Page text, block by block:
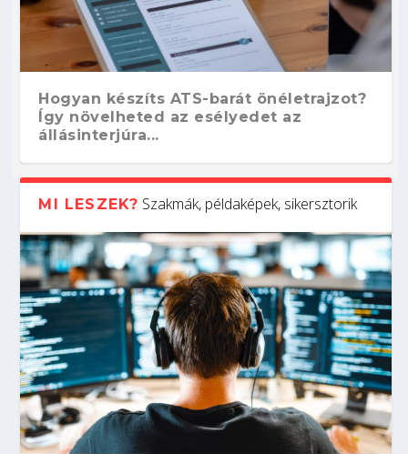
Hogyan készíts ATS-barát önéletrajzot?
Így növelheted az esélyedet az
állásinterjúra...
Kitalálod, mire használják ezeket a
gépeket?
Nem sikerült az egyetemi felvételi?
Tanulj szakmát!
Szoftverfejlesztő: verseny kódban –
amikor néhány sor program dönti el a
világversenyt...
Digitális detox – hogyan kapcsolódj ki
telefon nélkül?
MI LESZEK? Szakmák, példaképek, sikersztorik